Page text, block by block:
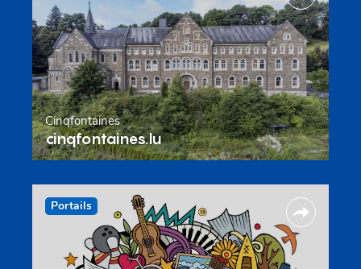
Cinqfontaines
cinqfontaines.lu
Portails